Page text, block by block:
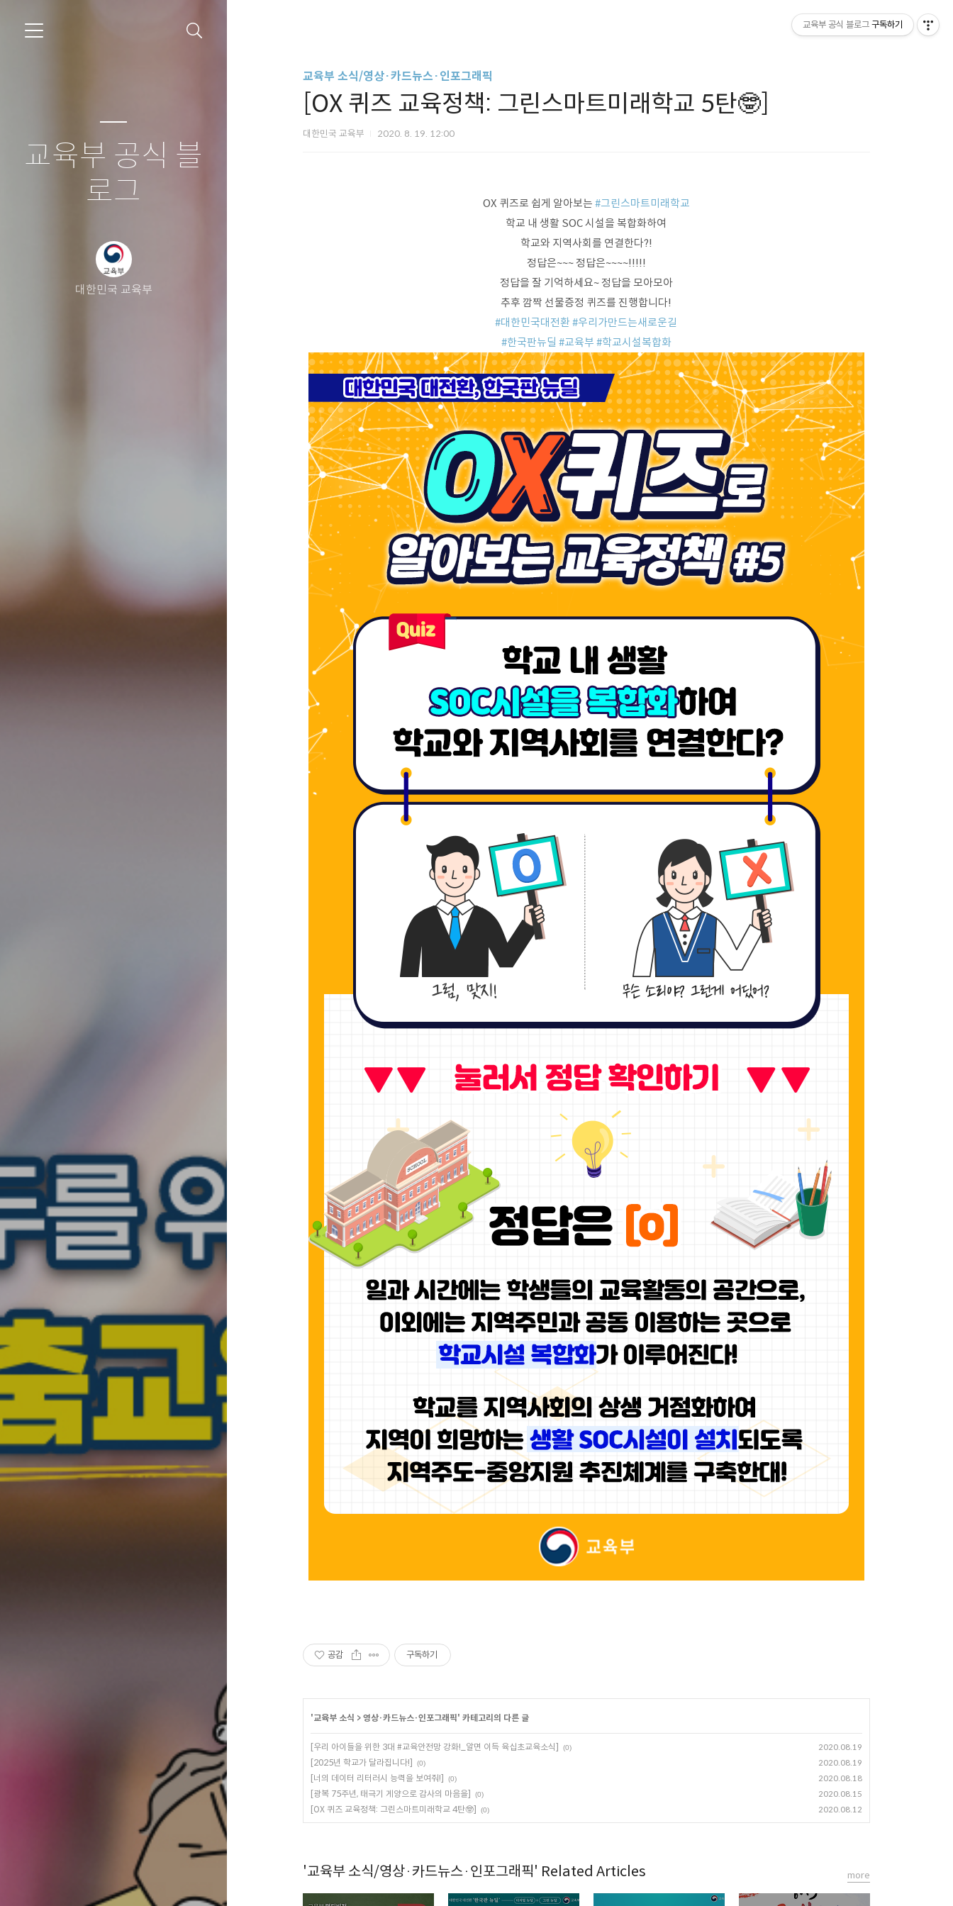
교육부 공식 블
로그
대한민국 교육부
교육부 소식/영상·카드뉴스·인포그래픽
[OX 퀴즈 교육정책: 그린스마트미래학교 5탄🤓]
대한민국 교육부 2020. 8. 19. 12:00
OX 퀴즈로 쉽게 알아보는 #그린스마트미래학교
학교 내 생활 SOC 시설을 복합화하여
학교와 지역사회를 연결한다?!
정답은~~~ 정답은~~~~!!!!!
정답을 잘 기억하세요~ 정답을 모아모아
추후 깜짝 선물증정 퀴즈를 진행합니다!
#대한민국대전환 #우리가만드는새로운길
#한국판뉴딜 #교육부 #학교시설복합화
공감 구독하기
'교육부 소식 > 영상·카드뉴스·인포그래픽' 카테고리의 다른 글
[우리 아이들을 위한 3대 #교육안전망 강화!_알면 이득 육십초교육소식] (0) 2020.08.19
[2025년 학교가 달라집니다!] (0) 2020.08.19
[너의 데이터 리터러시 능력을 보여줘!] (0) 2020.08.18
[광복 75주년, 태극기 게양으로 감사의 마음을] (0) 2020.08.15
[OX 퀴즈 교육정책: 그린스마트미래학교 4탄🤓] (0) 2020.08.12
'교육부 소식/영상·카드뉴스·인포그래픽' Related Articles more
교육부 공식 블로그 구독하기